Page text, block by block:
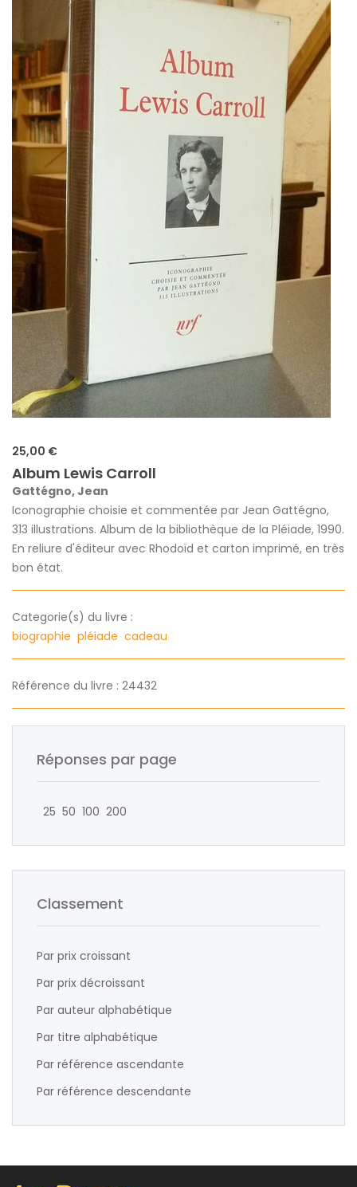
25,00 €
Album Lewis Carroll
Gattégno, Jean
Iconographie choisie et commentée par Jean Gattégno,
313 illustrations. Album de la bibliothèque de la Pléiade, 1990.
En reliure d'éditeur avec Rhodoïd et carton imprimé, en très
bon état.
Categorie(s) du livre :
biographie pléiade cadeau
Référence du livre : 24432
Réponses par page
25 50 100 200
Classement
Par prix croissant
Par prix décroissant
Par auteur alphabétique
Par titre alphabétique
Par référence ascendante
Par référence descendante